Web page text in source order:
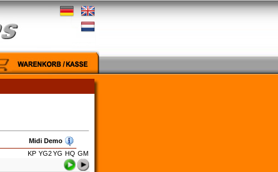
Midi Demo
KP YG2YG HQ GM